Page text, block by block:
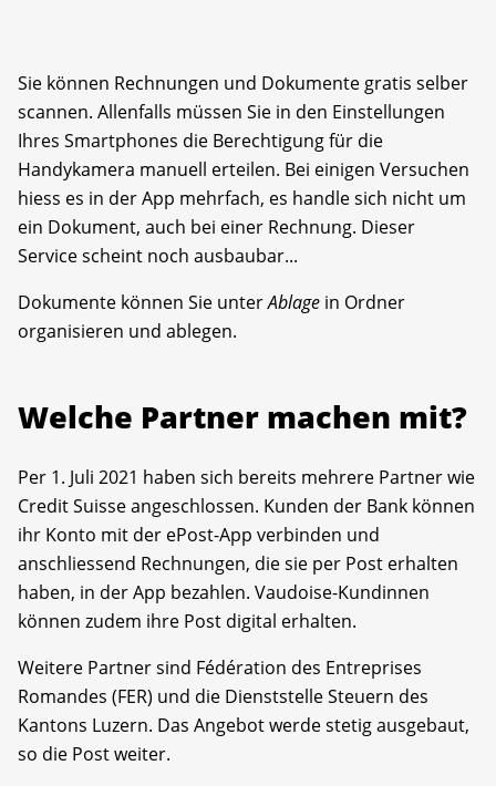
Sie können Rechnungen und Dokumente gratis selber
scannen. Allenfalls müssen Sie in den Einstellungen
Ihres Smartphones die Berechtigung für die
Handykamera manuell erteilen. Bei einigen Versuchen
hiess es in der App mehrfach, es handle sich nicht um
ein Dokument, auch bei einer Rechnung. Dieser
Service scheint noch ausbaubar...
Dokumente können Sie unterAblage in Ordner
organisieren und ablegen.
Welche Partner machen mit?
Per 1. Juli 2021 haben sich bereits mehrere Partner wie
Credit Suisse angeschlossen. Kunden der Bank können
ihr Konto mit der ePost-App verbinden und
anschliessend Rechnungen, die sie per Post erhalten
haben, in der App bezahlen. Vaudoise-Kundinnen
können zudem ihre Post digital erhalten.
Weitere Partner sind Fédération des Entreprises
Romandes (FER) und die Dienststelle Steuern des
Kantons Luzern. Das Angebot werde stetig ausgebaut,
so die Post weiter.